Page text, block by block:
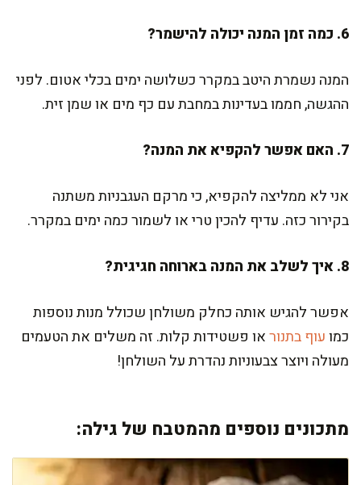
6. כמה זמן המנה יכולה להישמר?
המנה נשמרת היטב במקרר כשלושה ימים בכלי אטום. לפני
ההגשה, חממו בעדינות במחבת עם כף מים או שמן זית.
7. האם אפשר להקפיא את המנה?
אני לא ממליצה להקפיא, כי מרקם העגבניות משתנה
בקירור כזה. עדיף להכין טרי או לשמור כמה ימים במקרר.
8. איך לשלב את המנה בארוחה חגיגית?
אפשר להגיש אותה כחלק משולחן שכולל מנות נוספות
כמועוף בתנוראו פשטידות קלות. זה משלים את הטעמים
מעולה ויוצר צבעוניות נהדרת על השולחן!
מתכונים נוספים מהמטבח של גילה: